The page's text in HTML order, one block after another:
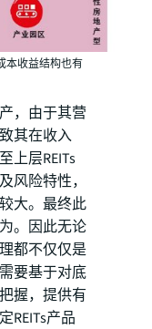
本收益结构也有
，由于其营
其在收入
上层REITs
风险特性，
大。最终此
。因此无论
都不仅仅是
要基于对底
握，提供有
REITs产品